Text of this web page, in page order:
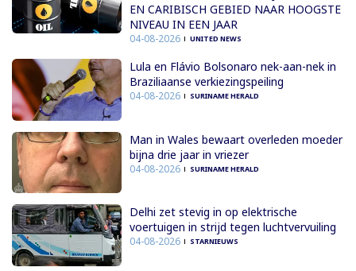
EN CARIBISCH GEBIED NAAR HOOGSTE
NIVEAU IN EEN JAAR
04-08-2026 UNITED NEWS
Lula en Flávio Bolsonaro nek-aan-nek in
Braziliaanse verkiezingspeiling
04-08-2026 SURINAME HERALD
Man in Wales bewaart overleden moeder
bijna drie jaar in vriezer
04-08-2026 SURINAME HERALD
Delhi zet stevig in op elektrische
voertuigen in strijd tegen luchtvervuiling
04-08-2026 STARNIEUWS